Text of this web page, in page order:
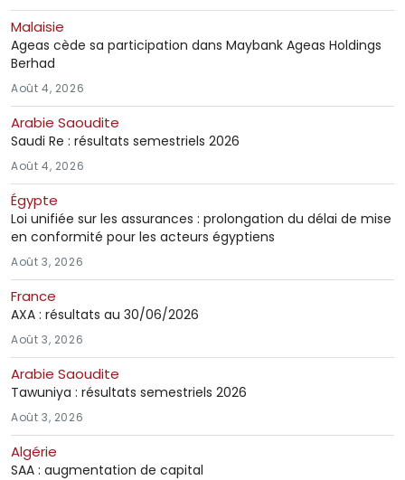
Malaisie
Ageas cède sa participation dans Maybank Ageas Holdings
Berhad
Août 4, 2026
Arabie Saoudite
Saudi Re : résultats semestriels 2026
Août 4, 2026
Égypte
Loi unifiée sur les assurances : prolongation du délai de mise
en conformité pour les acteurs égyptiens
Août 3, 2026
France
AXA : résultats au 30/06/2026
Août 3, 2026
Arabie Saoudite
Tawuniya : résultats semestriels 2026
Août 3, 2026
Algérie
SAA : augmentation de capital